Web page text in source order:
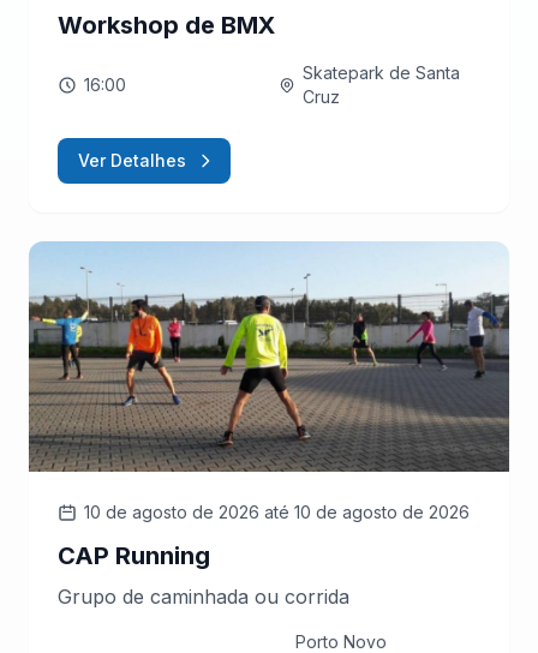
Workshop de BMX
16:00
Skatepark de Santa
Cruz
Ver Detalhes
10 de agosto de 2026 até 10 de agosto de 2026
CAP Running
Grupo de caminhada ou corrida
Porto Novo